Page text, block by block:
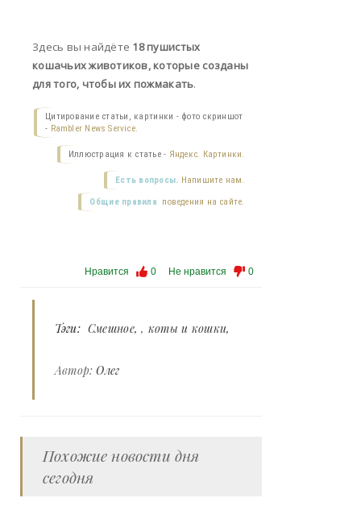
Здесь вы найдёте 18 пушистых
кошачьих животиков, которые созданы
для того, чтобы их пожмакать.
Цитирование статьи, картинки - фото скриншот
- Rambler News Service.
Иллюстрация к статье - Яндекс. Картинки.
Есть вопросы. Напишите нам.
Общие правила поведения на сайте.
Нравится 0 Не нравится 0
Тэги: Смешное , коты и кошки
Автор:Олег
Похожие новости дня
сегодня